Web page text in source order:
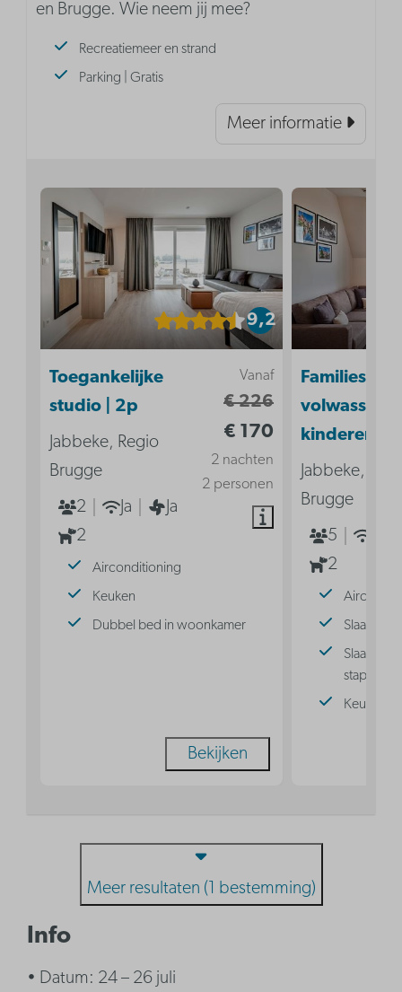
en Brugge. Wie neem jij mee?
Recreatiemeer en strand
Parking | Gratis
Meer informatie
9,2
Vanaf
€ 226
€ 170
2 nachten
2 personen
Toegankelijke
studio | 2p
Jabbeke, Regio
Brugge
2
Ja
Ja
2
Airconditioning
Keuken
Dubbel bed in woonkamer
Bekijken
Familiesuite
kinderen
Jabbeke,
Brugge
5
2
stapelbed
Keuken
Meer resultaten (1 bestemming)
Info
• Datum: 24 – 26 juli